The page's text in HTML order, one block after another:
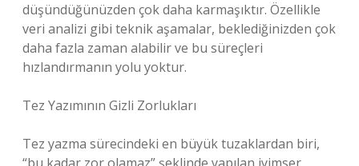
düşündüğünüzden çok daha karmaşıktır. Özellikle
veri analizi gibi teknik aşamalar, beklediğinizden çok
daha fazla zaman alabilir ve bu süreçleri
hızlandırmanın yolu yoktur.
Tez Yazımının Gizli Zorlukları
Tez yazma sürecindeki en büyük tuzaklardan biri,